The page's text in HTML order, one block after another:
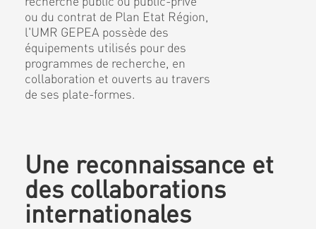
ou du contrat de Plan Etat Région,
l'UMR GEPEA possède des
équipements utilisés pour des
programmes de recherche, en
collaboration et ouverts au travers
de ses plate-formes.
Une reconnaissance et
des collaborations
internationales